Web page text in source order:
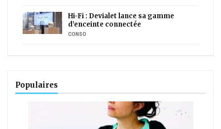
Hi-Fi : Devialet lance sa gamme
d’enceinte connectée
CONSO
Populaires